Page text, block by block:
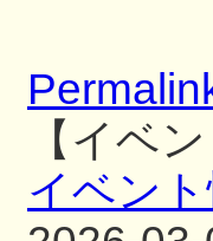
【イベ
イベン